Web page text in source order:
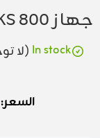
جهاز KS 800 كاشف المعادن
In stock (لا